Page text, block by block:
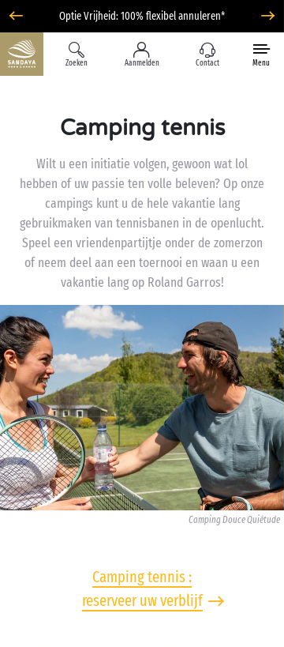
Optie Vrijheid: 100% flexibel annuleren*
Zoeken Aanmelden Contact Menu
Camping tennis
Wilt u een initiatie volgen, gewoon wat lol
hebben of uw passie ten volle beleven? Op onze
campings kunt u de hele vakantie lang
gebruikmaken van tennisbanen in de openlucht.
Speel een vriendenpartijtje onder de zomerzon
of neem deel aan een toernooi en waan u een
vakantie lang op Roland Garros!
Camping Douce Quiétude
Camping tennis :
reserveer uw verblijf